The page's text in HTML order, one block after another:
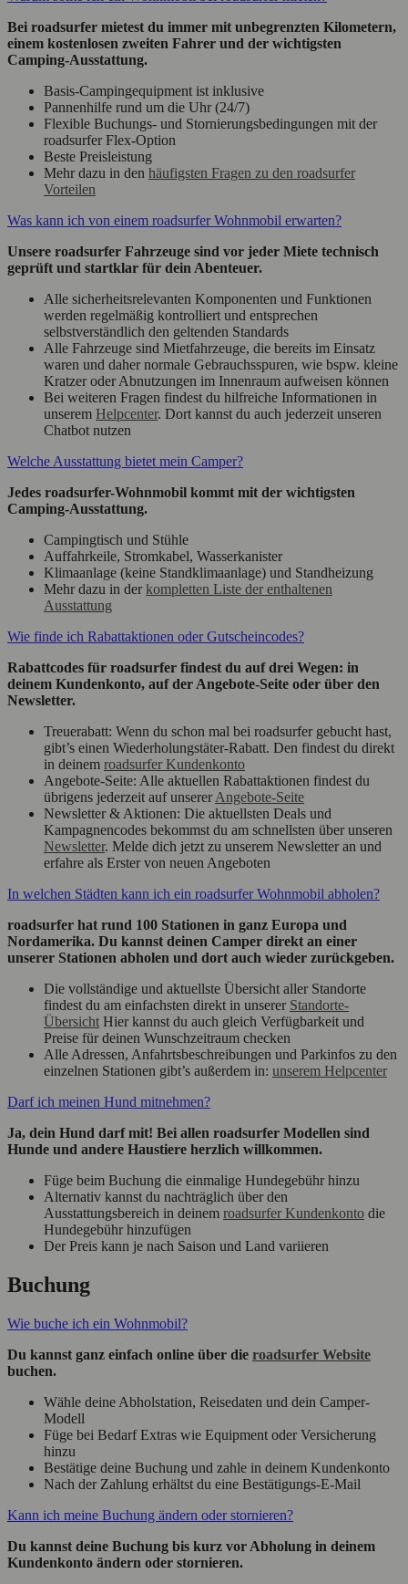
Bei roadsurfer mietest du immer mit unbegrenzten Kilometern,
einem kostenlosen zweiten Fahrer und der wichtigsten
Camping-Ausstattung.
Basis-Campingequipment ist inklusive
Pannenhilfe rund um die Uhr (24/7)
Flexible Buchungs- und Stornierungsbedingungen mit der
roadsurfer Flex-Option
Beste Preisleistung
Mehr dazu in den häufigsten Fragen zu den roadsurfer
Vorteilen
Was kann ich von einem roadsurfer Wohnmobil erwarten?
Unsere roadsurfer Fahrzeuge sind vor jeder Miete technisch
geprüft und startklar für dein Abenteuer.
Alle sicherheitsrelevanten Komponenten und Funktionen
werden regelmäßig kontrolliert und entsprechen
selbstverständlich den geltenden Standards
Alle Fahrzeuge sind Mietfahrzeuge, die bereits im Einsatz
waren und daher normale Gebrauchsspuren, wie bspw. kleine
Kratzer oder Abnutzungen im Innenraum aufweisen können
Bei weiteren Fragen findest du hilfreiche Informationen in
unserem Helpcenter. Dort kannst du auch jederzeit unseren
Chatbot nutzen
Welche Ausstattung bietet mein Camper?
Jedes roadsurfer-Wohnmobil kommt mit der wichtigsten
Camping-Ausstattung.
Campingtisch und Stühle
Auffahrkeile, Stromkabel, Wasserkanister
Klimaanlage (keine Standklimaanlage) und Standheizung
Mehr dazu in der kompletten Liste der enthaltenen
Ausstattung
Wie finde ich Rabattaktionen oder Gutscheincodes?
Rabattcodes für roadsurfer findest du auf drei Wegen: in
deinem Kundenkonto, auf der Angebote-Seite oder über den
Newsletter.
Treuerabatt: Wenn du schon mal bei roadsurfer gebucht hast,
gibt’s einen Wiederholungstäter-Rabatt. Den findest du direkt
in deinem roadsurfer Kundenkonto
Angebote-Seite: Alle aktuellen Rabattaktionen findest du
übrigens jederzeit auf unserer Angebote-Seite
Newsletter & Aktionen: Die aktuellsten Deals und
Kampagnencodes bekommst du am schnellsten über unseren
Newsletter. Melde dich jetzt zu unserem Newsletter an und
erfahre als Erster von neuen Angeboten
In welchen Städten kann ich ein roadsurfer Wohnmobil abholen?
roadsurfer hat rund 100 Stationen in ganz Europa und
Nordamerika. Du kannst deinen Camper direkt an einer
unserer Stationen abholen und dort auch wieder zurückgeben.
Die vollständige und aktuellste Übersicht aller Standorte
findest du am einfachsten direkt in unserer Standorte-
Übersicht Hier kannst du auch gleich Verfügbarkeit und
Preise für deinen Wunschzeitraum checken
Alle Adressen, Anfahrtsbeschreibungen und Parkinfos zu den
einzelnen Stationen gibt’s außerdem in: unserem Helpcenter
Darf ich meinen Hund mitnehmen?
Ja, dein Hund darf mit! Bei allen roadsurfer Modellen sind
Hunde und andere Haustiere herzlich willkommen.
Füge beim Buchung die einmalige Hundegebühr hinzu
Alternativ kannst du nachträglich über den
Ausstattungsbereich in deinem roadsurfer Kundenkonto die
Hundegebühr hinzufügen
Der Preis kann je nach Saison und Land variieren
Buchung
Wie buche ich ein Wohnmobil?
Du kannst ganz einfach online über die roadsurfer Website
buchen.
Wähle deine Abholstation, Reisedaten und dein Camper-
Modell
Füge bei Bedarf Extras wie Equipment oder Versicherung
hinzu
Bestätige deine Buchung und zahle in deinem Kundenkonto
Nach der Zahlung erhältst du eine Bestätigungs-E-Mail
Kann ich meine Buchung ändern oder stornieren?
Du kannst deine Buchung bis kurz vor Abholung in deinem
Kundenkonto ändern oder stornieren.